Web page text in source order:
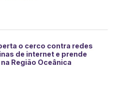
o cerco contra redes
de internet e prende
Região Oceânica